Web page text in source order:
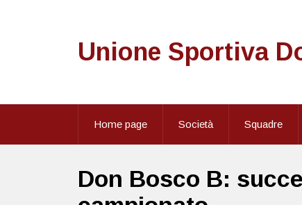
Unione Sportiva
Home page Società Squadre
Don Bosco B: